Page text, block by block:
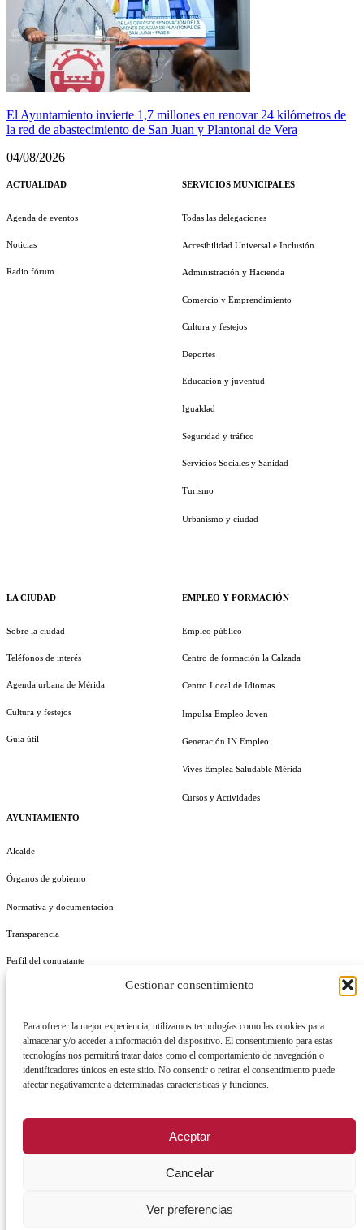
Gestionar consentimiento
Para ofrecer la mejor experiencia, utilizamos tecnologías como las cookies para
almacenar y/o acceder a información del dispositivo. El consentimiento para estas
tecnologías nos permitirá tratar datos como el comportamiento de navegación o
identificadores únicos en este sitio. No consentir o retirar el consentimiento puede
afectar negativamente a determinadas características y funciones.
Aceptar
Cancelar
Ver preferencias
El Ayuntamiento invierte 1,7 millones en renovar 24 kilómetros de
la red de abastecimiento de San Juan y Plantonal de Vera
04/08/2026
ACTUALIDAD
Agenda de eventos
Noticias
Radio fórum
LA CIUDAD
Sobre la ciudad
Teléfonos de interés
Agenda urbana de Mérida
Cultura y festejos
Guía útil
AYUNTAMIENTO
Alcalde
Órganos de gobierno
Normativa y documentación
Transparencia
Perfil del contratante
SERVICIOS MUNICIPALES
Todas las delegaciones
Accesibilidad Universal e Inclusión
Administración y Hacienda
Comercio y Emprendimiento
Cultura y festejos
Deportes
Educación y juventud
Igualdad
Seguridad y tráfico
Servicios Sociales y Sanidad
Turismo
Urbanismo y ciudad
EMPLEO Y FORMACIÓN
Empleo público
Centro de formación la Calzada
Centro Local de Idiomas
Impulsa Empleo Joven
Generación IN Empleo
Vives Emplea Saludable Mérida
Cursos y Actividades
REGISTRO DE ACTIVIDADES DE TRATAMIENTO